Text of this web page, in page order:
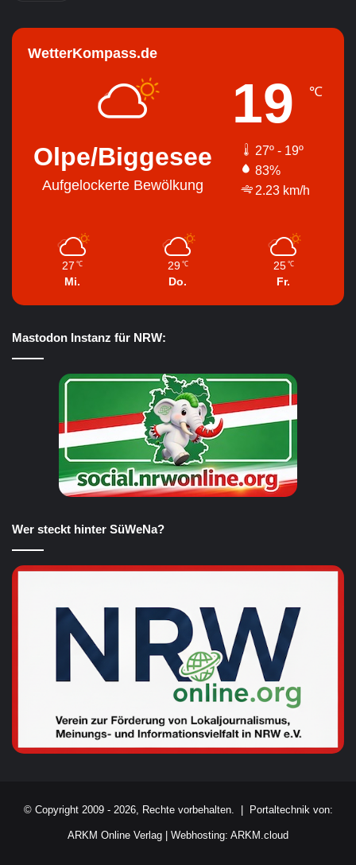
WetterKompass.de
Olpe/Biggesee
Aufgelockerte Bewölkung
19 ℃
27º - 19º
83%
2.23 km/h
27 ℃
Mi.
29 ℃
Do.
25 ℃
Fr.
Mastodon Instanz für NRW:
Wer steckt hinter SüWeNa?
© Copyright 2009 - 2026, Rechte vorbehalten. | Portaltechnik von:
ARKM Online Verlag Webhosting: ARKM.cloud